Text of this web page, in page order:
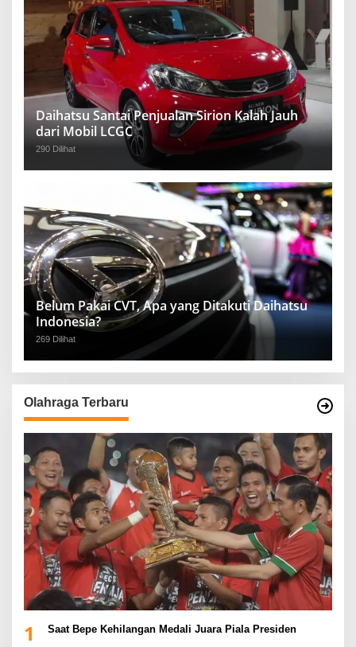
Daihatsu Santai Penjualan Sirion Kalah Jauh
dari Mobil LCGC
290 Dilihat
Belum Pakai CVT, Apa yang Ditakuti Daihatsu
Indonesia?
269 Dilihat
Olahraga Terbaru
1 Saat Bepe Kehilangan Medali Juara Piala Presiden